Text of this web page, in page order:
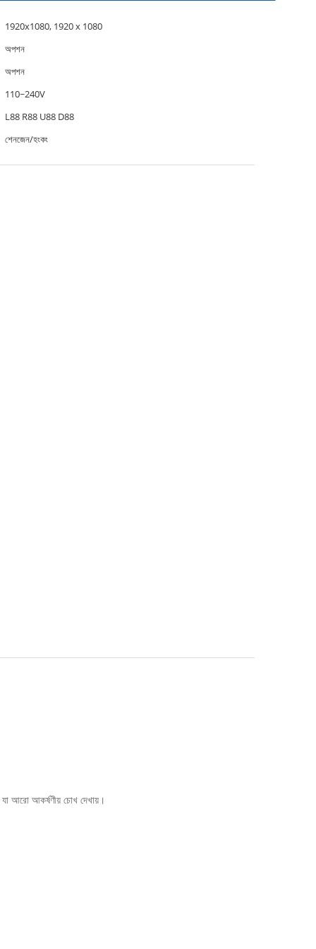
1920x1080, 1920 x 1080
অপশন
অপশন
110~240V
L88 R88 U88 D88
শেনজেন/হংকং
আরো আকর্ষণীয় চোখ দেখায়।